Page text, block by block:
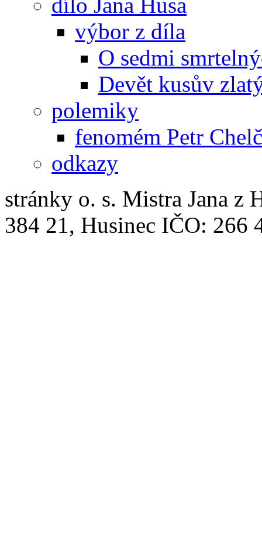
výbor z díla
O sedmi
Devět kusův
polemiky
fenomém Petr
odkazy
stránky o. s. Mistra Jana z
384 21, Husinec IČO: 266